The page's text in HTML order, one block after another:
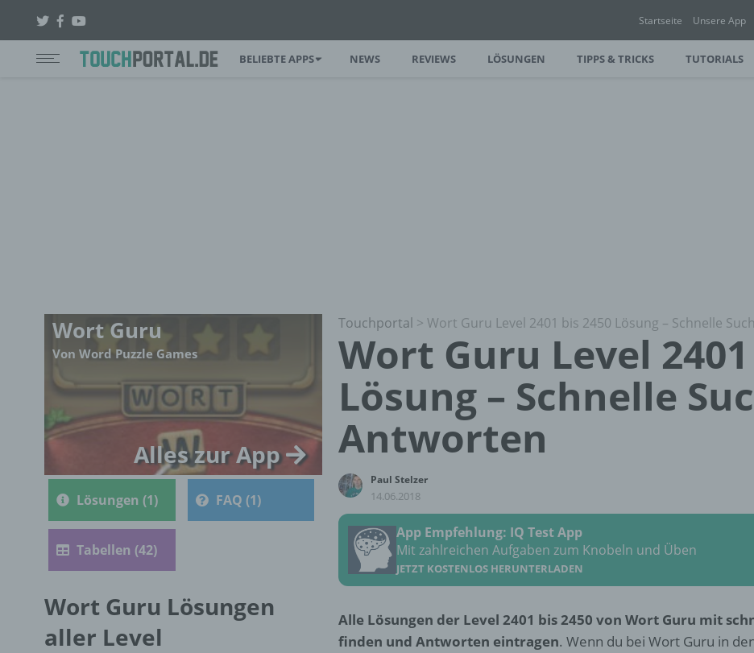
Startseite Unsere App
BELIEBTE APPS NEWS REVIEWS LÖSUNGEN TIPPS & TRICKS TUTORIALS
Touchportal > Wort Guru Level 2401 bis 2450 Lösung – Schnelle
Wort Guru Level
Lösung – Schnelle
Antworten
Paul Stelzer
14.06.2018
App Empfehlung: IQ Test App
Mit zahlreichen Aufgaben zum Knobeln und Üben
JETZT KOSTENLOS HERUNTERLADEN
Alle Lösungen der Level 2401 bis 2450 von Wort Guru mit
finden und Antworten eintragen. Wenn du bei Wort Guru in
Wort Guru
Von Word Puzzle Games
Alles zur App
Lösungen (1) FAQ (1)
Tabellen (42)
Wort Guru Lösungen
aller Level